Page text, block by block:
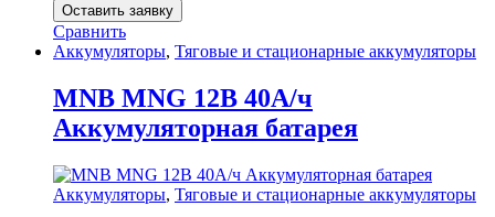
Оставить заявку
Сравнить
Аккумуляторы, Тяговые и стационарные аккумуляторы
MNB MNG 12В 40А/ч
Аккумуляторная батарея
Аккумуляторы, Тяговые и стационарные аккумуляторы